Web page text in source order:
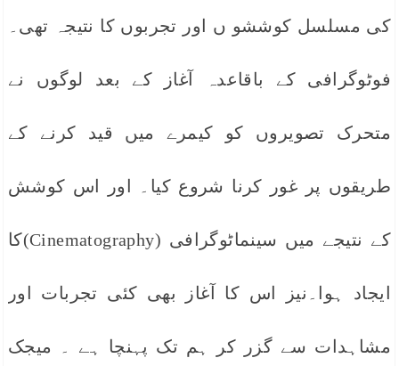
کی مسلسل کوششو ں اور تجربوں کا نتیجہ تھی۔
فوٹوگرافی کے باقاعدہ آغاز کے بعد لوگوں نے
متحرک تصویروں کو کیمرے میں قید کرنے کے
طریقوں پر غور کرنا شروع کیا۔ اور اس کوشش
کے نتیجے میں سینماٹوگرافی (Cinematography)کا
ایجاد ہوا۔نیز اس کا آغاز بھی کئی تجربات اور
مشاہدات سے گزر کر ہم تک پہنچا ہے ۔ میجک